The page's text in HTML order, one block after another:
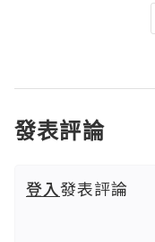
發表評論
登入發表評論